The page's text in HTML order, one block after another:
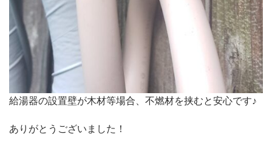
給湯器の設置壁が木材等場合、不燃材を挟むと安心です♪
ありがとうございました！